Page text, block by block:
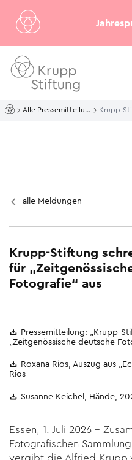
Alle Pressemitteilungen
alle Meldungen
Krupp-Stiftung
für
Fotografie“ aus
Pressemitteilung: „Krupp-
„Zeitgenössische deutsche
Roxana Rios, Auszug aus
Rios
Susanne Keichel, Hände,
Essen, 1. Juli 2026 –
Fotografischen